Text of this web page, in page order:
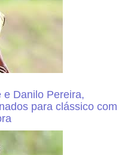
e Danilo Pereira,
para clássico com